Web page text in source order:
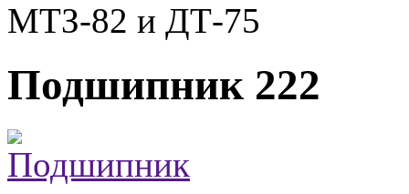
МТЗ-82 и ДТ-75
Подшипник 222